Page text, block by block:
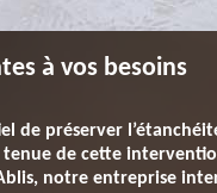
à vos besoins
de préserver
de cette
notre entreprise